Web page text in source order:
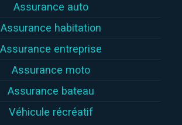
Assurance auto
Assurance habitation
Assurance entreprise
Assurance moto
Assurance bateau
Véhicule récréatif